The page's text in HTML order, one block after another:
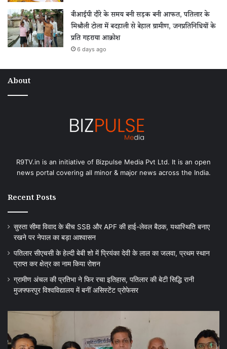
वीआईपी दौरे के समय बनी सड़क बनी आफत, पतिलार के
मिश्रौली टोला में बदहाली से बेहाल ग्रामीण, जनप्रतिनिधियों के
प्रति गहराया आक्रोश
6 days ago
About
R9TV.in is an initiative of Bizpulse Media Pvt Ltd. It is an open
news portal covering all minor & major news across the India.
Recent Posts
सुस्ता सीमा विवाद के बीच SSB और APF की हाई-लेवल बैठक, यथास्थिति बनाए
रखने पर नेपाल का बड़ा आश्वासन
पतिलार सीएचसी के हेल्दी बेबी शो में प्रियंका देवी के लाल का जलवा, प्रथम स्थान
प्राप्त कर क्षेत्र का नाम किया रोशन
ग्रामीण अंचल की प्रतिभा ने फिर रचा इतिहास, पतिलार की बेटी सिद्धि रानी
मुजफ्फरपुर विश्वविद्यालय में बनीं असिस्टेंट प्रोफेसर
की